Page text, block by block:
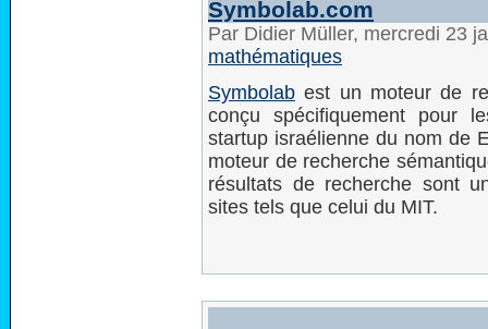
Symbolab.com
Par Didier Müller, mercredi 23
mathématiques
Symbolab est un moteur de
conçu spécifiquement pour
startup israélienne du nom de
moteur de recherche
résultats de recherche sont
sites tels que celui du MIT.